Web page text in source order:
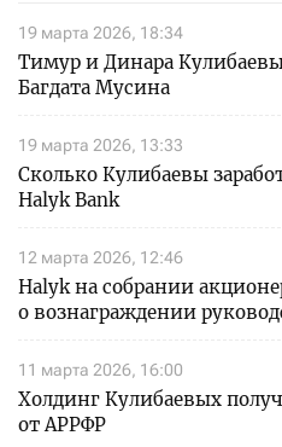
19 марта 2026, 18:34
Тимур и Динара
Багдата Мусина
19 марта 2026, 13:33
Сколько Кулибаевы
Halyk Bank
12 марта 2026, 12:46
Halyk на собрании
о вознаграждении
11 марта 2026, 16:00
Холдинг Кулибаевых
от АРРФР